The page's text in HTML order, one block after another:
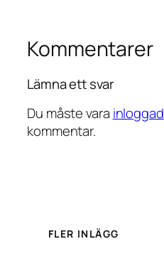
Kommentarer
Lämna ett svar
Du måste vara inloggad
kommentar.
FLER INLÄGG